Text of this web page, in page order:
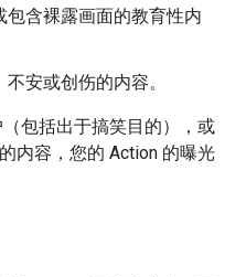
含裸露画面的教育性内
安或创伤的内容。
包括出于搞笑目的），或
内容，您的 Action 的曝光